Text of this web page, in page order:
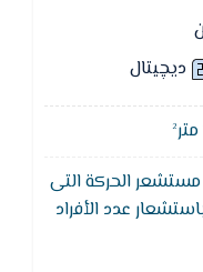
ديچيتال
مستشعر الحركة التى
عدد الأفراد